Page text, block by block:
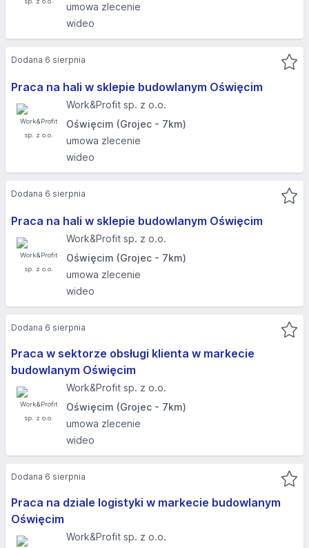
umowa zlecenie
wideo
Praca na hali w sklepie budowlanym Oświęcim
Work&Profit sp. z o.o.
Oświęcim (Grojec - 7km)
umowa zlecenie
wideo
Dodana 6 sierpnia
Praca na hali w sklepie budowlanym Oświęcim
Work&Profit sp. z o.o.
Oświęcim (Grojec - 7km)
umowa zlecenie
wideo
Dodana 6 sierpnia
Praca w sektorze obsługi klienta w markecie
budowlanym Oświęcim
Work&Profit sp. z o.o.
Oświęcim (Grojec - 7km)
umowa zlecenie
wideo
Dodana 6 sierpnia
Praca na dziale logistyki w markecie budowlanym
Oświęcim
Work&Profit sp. z o.o.
Dodana 6 sierpnia